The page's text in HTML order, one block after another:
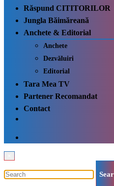
Răspund CITITORILOR
Jungla Băimăreană
Anchete & Editorial
Anchete
Dezvăluiri
Editorial
Tara Mea TV
Partener Recomandat
Contact